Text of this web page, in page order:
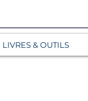
LIVRES & OUTILS